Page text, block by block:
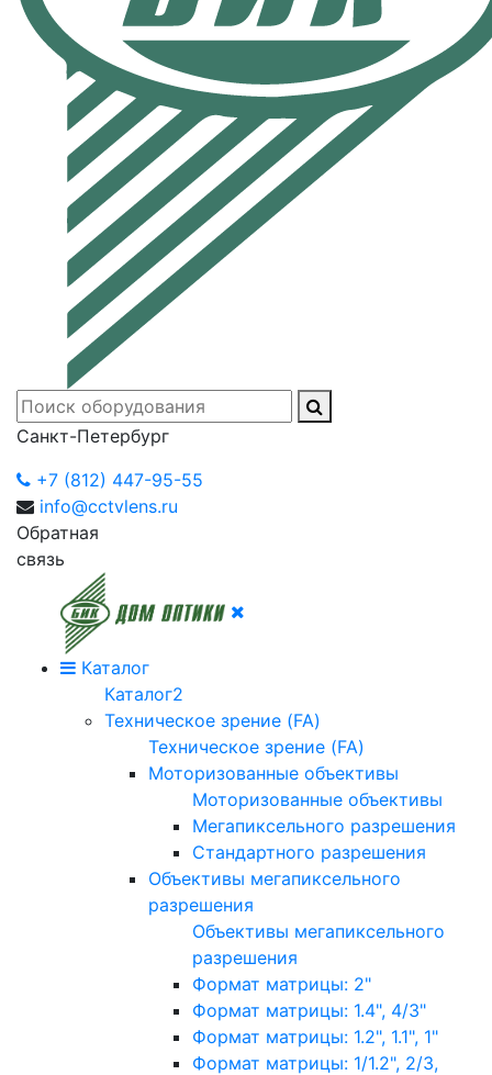
Санкт-Петербург
+7 (812) 447-95-55
info@cctvlens.ru
Обратная
связь
Каталог
Каталог2
Техническое зрение (FA)
Техническое зрение (FA)
Моторизованные объективы
Моторизованные объективы
Мегапиксельного разрешения
Стандартного разрешения
Объективы мегапиксельного
разрешения
Объективы мегапиксельного
разрешения
Формат матрицы: 2"
Формат матрицы: 1.4", 4/3"
Формат матрицы: 1.2", 1.1", 1"
Формат матрицы: 1/1.2", 2/3,